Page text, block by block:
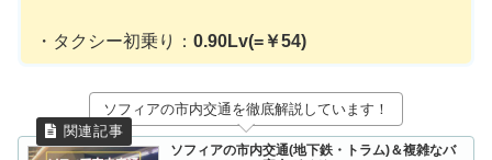
・タクシー初乗り： 0.90Lv(=￥54)
ソフィアの市内交通を徹底解説しています！
ソフィアの市内交通(地下鉄・トラム)＆複雑なバ